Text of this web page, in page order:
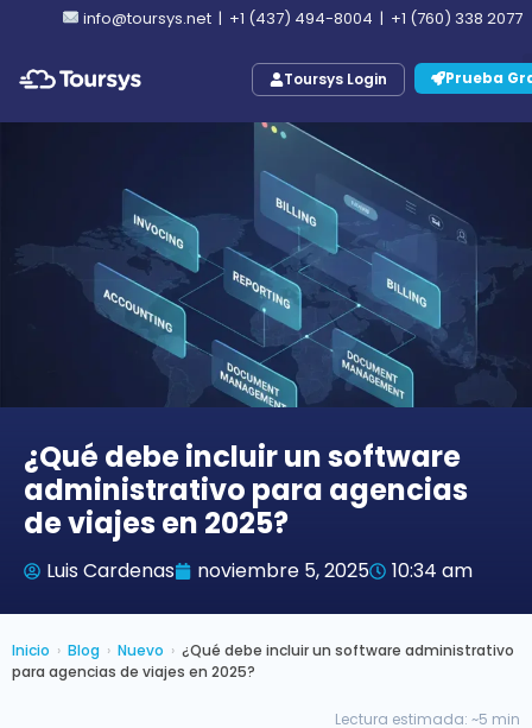
info@toursys.net | +1 (437) 494-8004 | +1 (760) 338 2077
Toursys Login Prueba
¿Qué debe incluir un software
administrativo para agencias
de viajes en 2025?
Luis Cardenas noviembre 5, 2025 10:34 am
Inicio › Blog › Nuevo › ¿Qué debe incluir un software administrativo
para agencias de viajes en 2025?
Lectura estimada: ~5 min